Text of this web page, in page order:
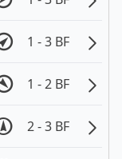
1 - 3 BF
1 - 2 BF
2 - 3 BF